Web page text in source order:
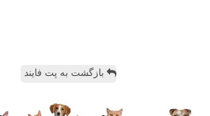
بازگشت به پت فایند